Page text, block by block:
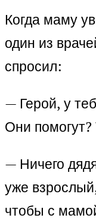
Когда маму
один из
спросил:
— Герой, у
Они
— Ничего
уже
чтобы с